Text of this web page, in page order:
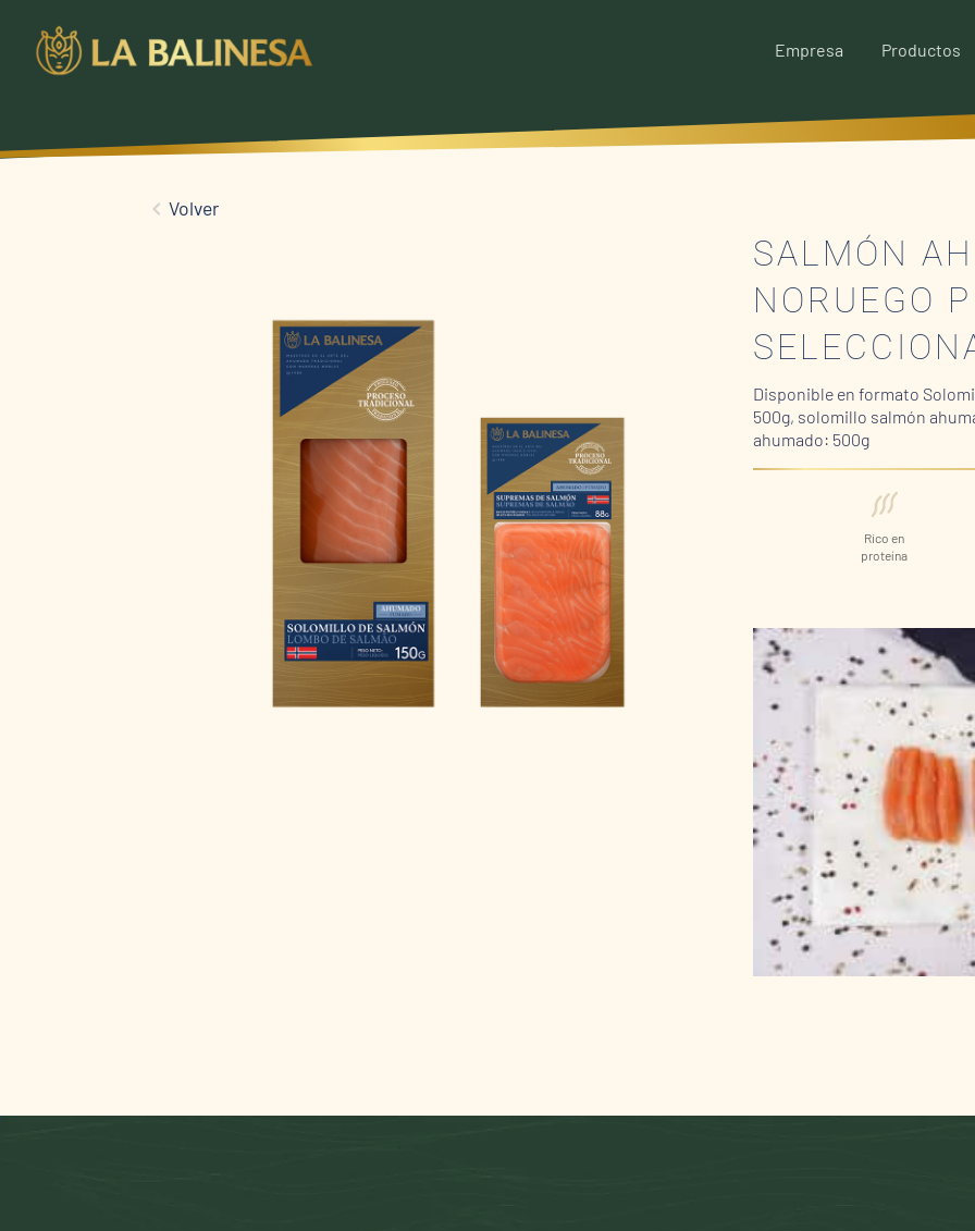
Empresa Productos
Volver
SALMÓN
NORUEGO
Disponible en formato
500g, solomillo salmón
ahumado: 500g
Rico en
proteína